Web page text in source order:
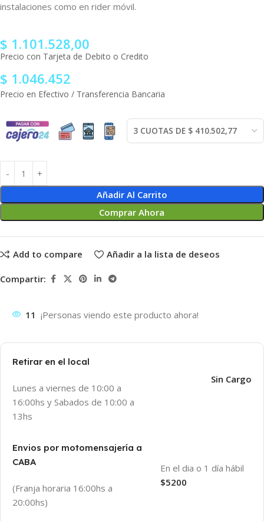
instalaciones como en rider móvil.
$ 1.101.528,00
Precio con Tarjeta de Debito o Credito
$ 1.046.452
Precio en Efectivo / Transferencia Bancaria
Añadir Al Carrito
Comprar Ahora
Add to compare Añadir a la lista de deseos
Compartir:
11 ¡Personas viendo este producto ahora!
Retirar en el local
Lunes a viernes de 10:00 a
16:00hs y Sabados de 10:00 a
13hs
Sin Cargo
Envios por motomensajería a
CABA
(Franja horaria 16:00hs a
20:00hs)
En el dia o 1 día hábil
$5200